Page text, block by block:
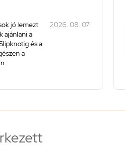
jó lemezt
ajánlani a
és a
a
2026. 08. 07.